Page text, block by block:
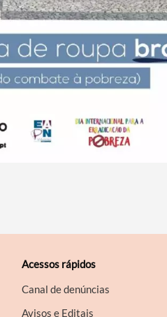
Acessos rápidos
Canal de denúncias
Avisos e Editais